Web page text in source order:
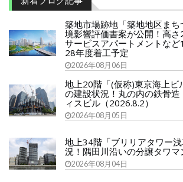
築地市場跡地「築地地区ま
境影響評価書案が公開！高さ
サービスアパートメントなど
28年度着工予定
2026年08月06日
地上20階「(仮称)東京海上ビ
の建設状況！丸の内の鉄骨造
ィスビル（2026.8.2）
2026年08月05日
地上34階「ブリリアタワー
況！隅田川沿いの分譲タワマ
2026年08月04日